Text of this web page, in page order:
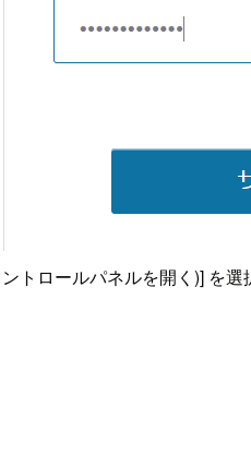
トロールパネルを開く)] を選